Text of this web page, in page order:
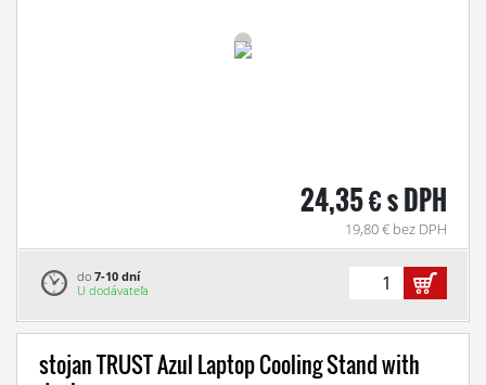
24,35 € s DPH
19,80 € bez DPH
do 7-10 dní
U dodávateľa
stojan TRUST Azul Laptop Cooling Stand with